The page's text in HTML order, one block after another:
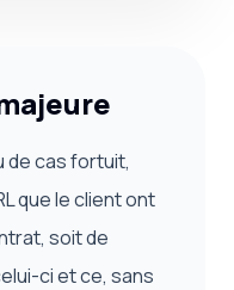
de cas fortuit,
que le client ont
soit de
ci et ce, sans